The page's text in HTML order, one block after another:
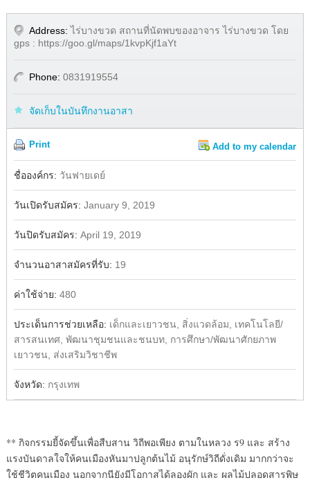
Address:ไร่บางขวด สถานที่นัดพบของอาจาร ไร่บางขวด โดย
gps : https://goo.gl/maps/1kvpKjf1aYt
Phone: 0831919554
จัดเก็บในบันทึกงานอาสา
Print Add to my calendar
Facebook
ชื่อองค์กร: วันฟายเดย์
วันเปิดรับสมัคร: January 9, 2019
วันปิดรับสมัคร: April 19, 2019
จำนวนอาสาสมัครที่รับ: 19
ค่าใช้จ่าย: 480
ประเด็นการช่วยเหลือ: เด็กและเยาวชน, สิ่งแวดล้อม, เทคโนโลยี/
สารสนเทศ, พัฒนาชุมชนและชนบท, การศึกษา/พัฒนาศักยภาพ
เยาวชน, ส่งเสริมวิชาชีพ
จังหวัด: กรุงเทพ
** กิจกรรมยี้จัดขึ้นเพื่อสืบสาน วิถีพอเพียง ตามในหลวง ร9 และ สร้าง
แรงบันดาลใจให้คนเมืองหันมาปลูกต้นไม้ อนุรักษ์วิถีดั่งเดิม มากกว่าจะ
ใช้ชีวิตคนเมือง นอกจากนียังมีโอกาสได้ลองผัก และ ผลไม้ปลอดสารพิษ